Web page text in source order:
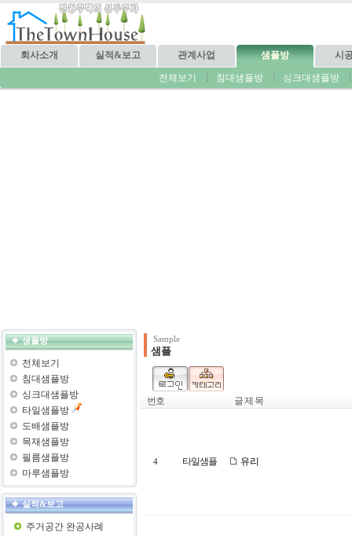
회사소개 실적&보고 관계사업 샘플방 시
전체보기 침대샘플방 싱크대샘플방
샘플방
전체보기
침대샘플방
싱크대샘플방
타일샘플방
도배샘플방
목재샘플방
필름샘플방
마루샘플방
실적&보고
주거공간 완공사례
Sample
샘플
번호 글 제 목
4 타일샘플 유리